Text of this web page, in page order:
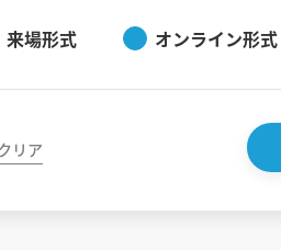
来場形式 オンライン形式
リア